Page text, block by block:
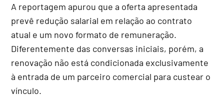
A reportagem apurou que a oferta apresentada
prevê redução salarial em relação ao contrato
atual e um novo formato de remuneração.
Diferentemente das conversas iniciais, porém, a
renovação não está condicionada exclusivamente
à entrada de um parceiro comercial para custear o
vínculo.